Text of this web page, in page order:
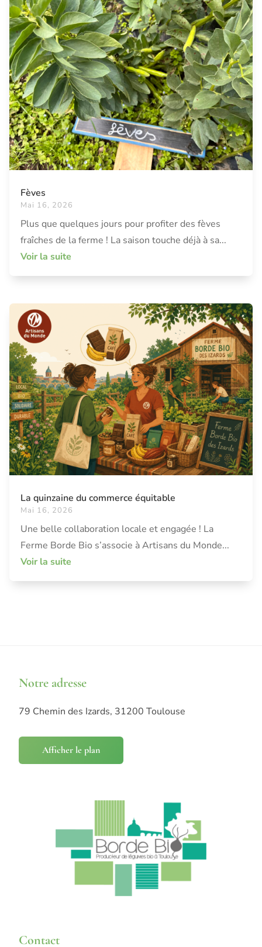
Fèves
Mai 16, 2026
Plus que quelques jours pour profiter des fèves
fraîches de la ferme ! La saison touche déjà à sa...
Voir la suite
La quinzaine du commerce équitable
Mai 16, 2026
Une belle collaboration locale et engagée ! La
Ferme Borde Bio s’associe à Artisans du Monde...
Voir la suite
Notre adresse
79 Chemin des Izards, 31200 Toulouse
Afficher le plan
Contact